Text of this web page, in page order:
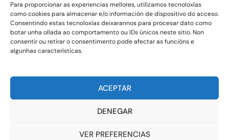
Para proporcionar as experiencias mellores, utilizamos tecnoloxías
como cookies para almacenar e/o información de dispositivo do acceso.
Consentindo estas tecnoloxías deixarannos para procesar dato como
botar unha ollada ao comportamento ou IDs únicos neste sitio. Non
consentir ou retirar o consentimento pode afectar as funcións e
algunhas características.
ACEPTAR
DENEGAR
VER PREFERENCIAS
Novas
CONTACTO
Xoves e Venres laborais de 20.30h a 21.30h.
info@aromon.gal